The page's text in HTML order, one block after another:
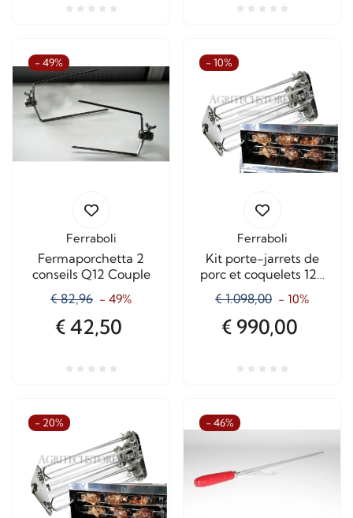
- 49%
Ferraboli
Fermaporchetta 2
conseils Q12 Couple
€ 82,96 - 49%
€ 42,50
- 10%
Ferraboli
Kit porte-jarrets de
porc et coquelets 120
€ 1.098,00 - 10%
€ 990,00
- 20% - 46%